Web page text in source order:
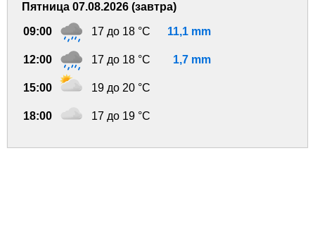
Пятница 07.08.2026 (завтра)
09:00 17 до 18 °C 11,1 mm
12:00 17 до 18 °C 1,7 mm
15:00 19 до 20 °C
18:00 17 до 19 °C